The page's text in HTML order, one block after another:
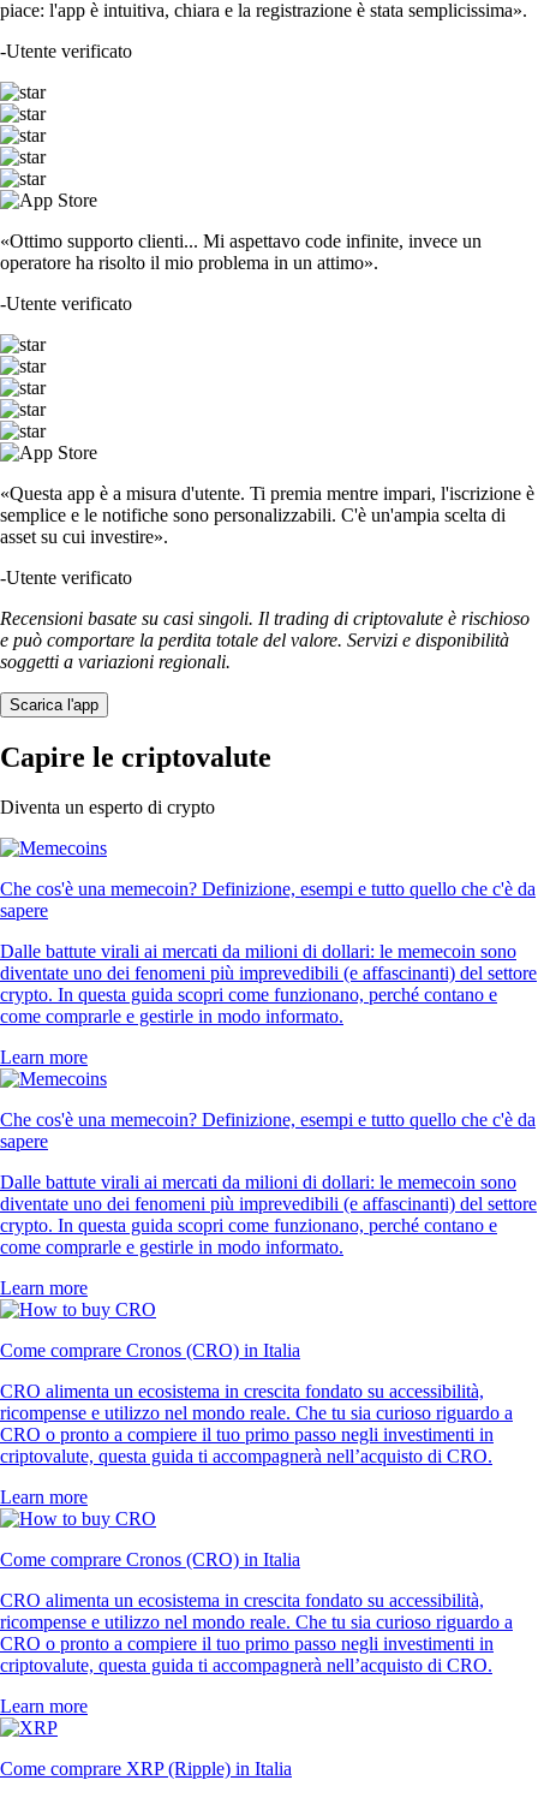
piace: l'app è intuitiva, chiara e la registrazione è stata semplicissima».
-Utente verificato
«Ottimo supporto clienti... Mi aspettavo code infinite, invece un
operatore ha risolto il mio problema in un attimo».
-Utente verificato
«Questa app è a misura d'utente. Ti premia mentre impari, l'iscrizione è
semplice e le notifiche sono personalizzabili. C'è un'ampia scelta di
asset su cui investire».
-Utente verificato
Recensioni basate su casi singoli. Il trading di criptovalute è rischioso
e può comportare la perdita totale del valore. Servizi e disponibilità
soggetti a variazioni regionali.
Scarica l'app
Capire le criptovalute
Diventa un esperto di crypto
Che cos'è una memecoin? Definizione, esempi e tutto quello che c'è da
sapere
Dalle battute virali ai mercati da milioni di dollari: le memecoin sono
diventate uno dei fenomeni più imprevedibili (e affascinanti) del settore
crypto. In questa guida scopri come funzionano, perché contano e
come comprarle e gestirle in modo informato.
Learn more
Che cos'è una memecoin? Definizione, esempi e tutto quello che c'è da
sapere
Dalle battute virali ai mercati da milioni di dollari: le memecoin sono
diventate uno dei fenomeni più imprevedibili (e affascinanti) del settore
crypto. In questa guida scopri come funzionano, perché contano e
come comprarle e gestirle in modo informato.
Learn more
Come comprare Cronos (CRO) in Italia
CRO alimenta un ecosistema in crescita fondato su accessibilità,
ricompense e utilizzo nel mondo reale. Che tu sia curioso riguardo a
CRO o pronto a compiere il tuo primo passo negli investimenti in
criptovalute, questa guida ti accompagnerà nell’acquisto di CRO.
Learn more
Come comprare Cronos (CRO) in Italia
CRO alimenta un ecosistema in crescita fondato su accessibilità,
ricompense e utilizzo nel mondo reale. Che tu sia curioso riguardo a
CRO o pronto a compiere il tuo primo passo negli investimenti in
criptovalute, questa guida ti accompagnerà nell’acquisto di CRO.
Learn more
Come comprare XRP (Ripple) in Italia